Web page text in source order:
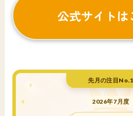
公式サイトは
先月の注目No.1
2026年7月度